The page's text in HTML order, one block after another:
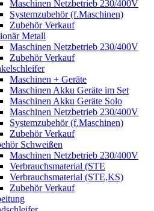
Maschinen Netzbetrieb 230/400V
Systemzubehör (f.Maschinen)
Zubehör Verkauf
Metall
Maschinen Netzbetrieb 230/400V
Zubehör Verkauf
Maschinen + Geräte
Maschinen Akku Geräte im Set
Maschinen Akku Geräte Solo
Maschinen Netzbetrieb 230/400V
Systemzubehör (f.Maschinen)
Zubehör Verkauf
Schweißen
Maschinen Netzbetrieb 230/400V
Verbrauchsmaterial (STE
Verbrauchsmaterial (STE,KS)
Zubehör Verkauf